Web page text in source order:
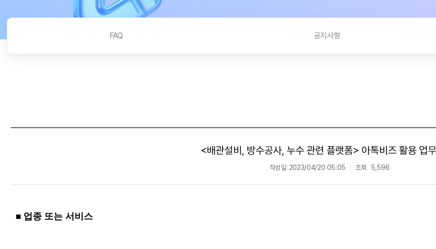
FAQ 공지사항
<배관설비, 방수공사, 누수 관련 플랫폼> 아톡비즈 활용 업
작성일 2023/04/20 05:05 조회 5,596
■ 업종 또는 서비스